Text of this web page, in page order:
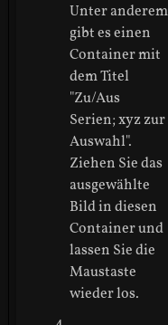
Unter anderem
gibt es einen
Container mit
dem Titel
"Zu/Aus
Serien; xyz zur
Auswahl".
Ziehen Sie das
ausgewählte
Bild in diesen
Container und
lassen Sie die
Maustaste
wieder los.